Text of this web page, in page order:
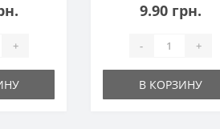
+
9.90 грн.
- +
В КОРЗИНУ